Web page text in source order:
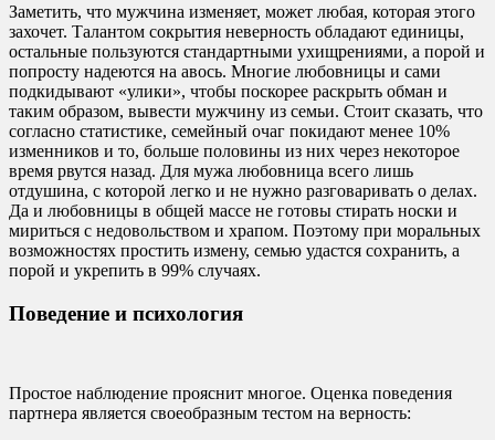
Заметить, что мужчина изменяет, может любая, которая этого
захочет. Талантом сокрытия неверность обладают единицы,
остальные пользуются стандартными ухищрениями, а порой и
попросту надеются на авось. Многие любовницы и сами
подкидывают «улики», чтобы поскорее раскрыть обман и
таким образом, вывести мужчину из семьи. Стоит сказать, что
согласно статистике, семейный очаг покидают менее 10%
изменников и то, больше половины из них через некоторое
время рвутся назад. Для мужа любовница всего лишь
отдушина, с которой легко и не нужно разговаривать о делах.
Да и любовницы в общей массе не готовы стирать носки и
мириться с недовольством и храпом. Поэтому при моральных
возможностях простить измену, семью удастся сохранить, а
порой и укрепить в 99% случаях.
Поведение и психология
Простое наблюдение прояснит многое. Оценка поведения
партнера является своеобразным тестом на верность: